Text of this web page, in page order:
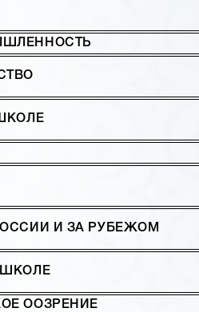
И ЗА РУБЕЖОМ
ШКОЛЕ
ООЗРЕНИЕ